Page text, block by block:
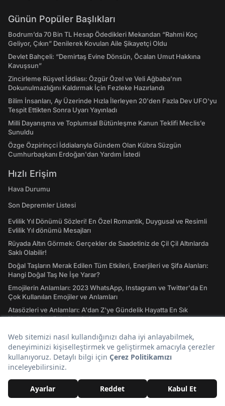
Günün Popüler Başlıkları
Bodrum’da 70 Bin TL Hesap Ödedikleri Mekandan “Rahmi Koç
Geliyor, Çıkın” Denilerek Kovulan Aile Şikayetçi Oldu
Devlet Bahçeli: “Demirtaş Evine Dönsün, Öcalan Umut Hakkına
Kavuşsun”
Zincirleme Rüşvet İddiası: Özgür Özel ve Veli Ağbaba’nın
Dokunulmazlığını Kaldırmak İçin Fezleke Hazırlandı
Bilim İnsanları, Ay Üzerinde Hızla İlerleyen 20'den Fazla Dev UFO'yu
Tespit Ettikten Sonra Uyarı Yayınladı
Milli Dayanışma ve Toplumsal Bütünleşme Kanun Teklifi Meclis’e
Sunuldu
Özge Özpirinçci İddialarıyla Gündem Olan Kübra Süzgün
Cumhurbaşkanı Erdoğan'dan Yardım İstedi
Hızlı Erişim
Hava Durumu
Son Depremler Listesi
Evlilik Yıl Dönümü Sözleri! En Özel Romantik, Duygusal ve Resimli
Evlilik Yıl dönümü Mesajları
Rüyada Altın Görmek: Gerçekler de Saadetiniz de Çil Çil Altınlarda
Saklı Olabilir!
Doğal Taşların Merak Edilen Tüm Etkileri, Enerjileri ve Şifa Alanları:
Hangi Doğal Taş Ne İşe Yarar?
Emojilerin Anlamları: 2023 WhatsApp, Instagram ve Twitter'da En
Çok Kullanılan Emojiler ve Anlamları
Atasözleri ve Anlamları: A'dan Z'ye Gündelik Hayatta En Sık
Kullanılan Atasözleri ve Anlamları
ve Oynama Yönleri
Tarot Kartları ve Anlamları Nelerdir? Majör ve Minör Arkana Desteleri
İle Tılsımlı Bir Dünyaya Giriş
Hesaplanır?
İdeal Kilo Nedir? İdeal Kilo Hesaplama Nasıl Yapılır?